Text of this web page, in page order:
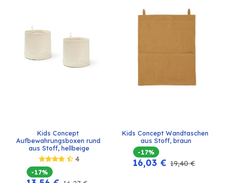
Kids Concept
Aufbewahrungsboxen rund
aus Stoff, hellbeige
4
-17%
Kids Concept Wandtaschen
aus Stoff, braun
-17%
16,03 € 19,40€